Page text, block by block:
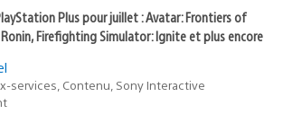
Plus pour juillet : Avatar: Frontiers of
Firefighting Simulator: Ignite et plus encore
services, Contenu, Sony Interactive